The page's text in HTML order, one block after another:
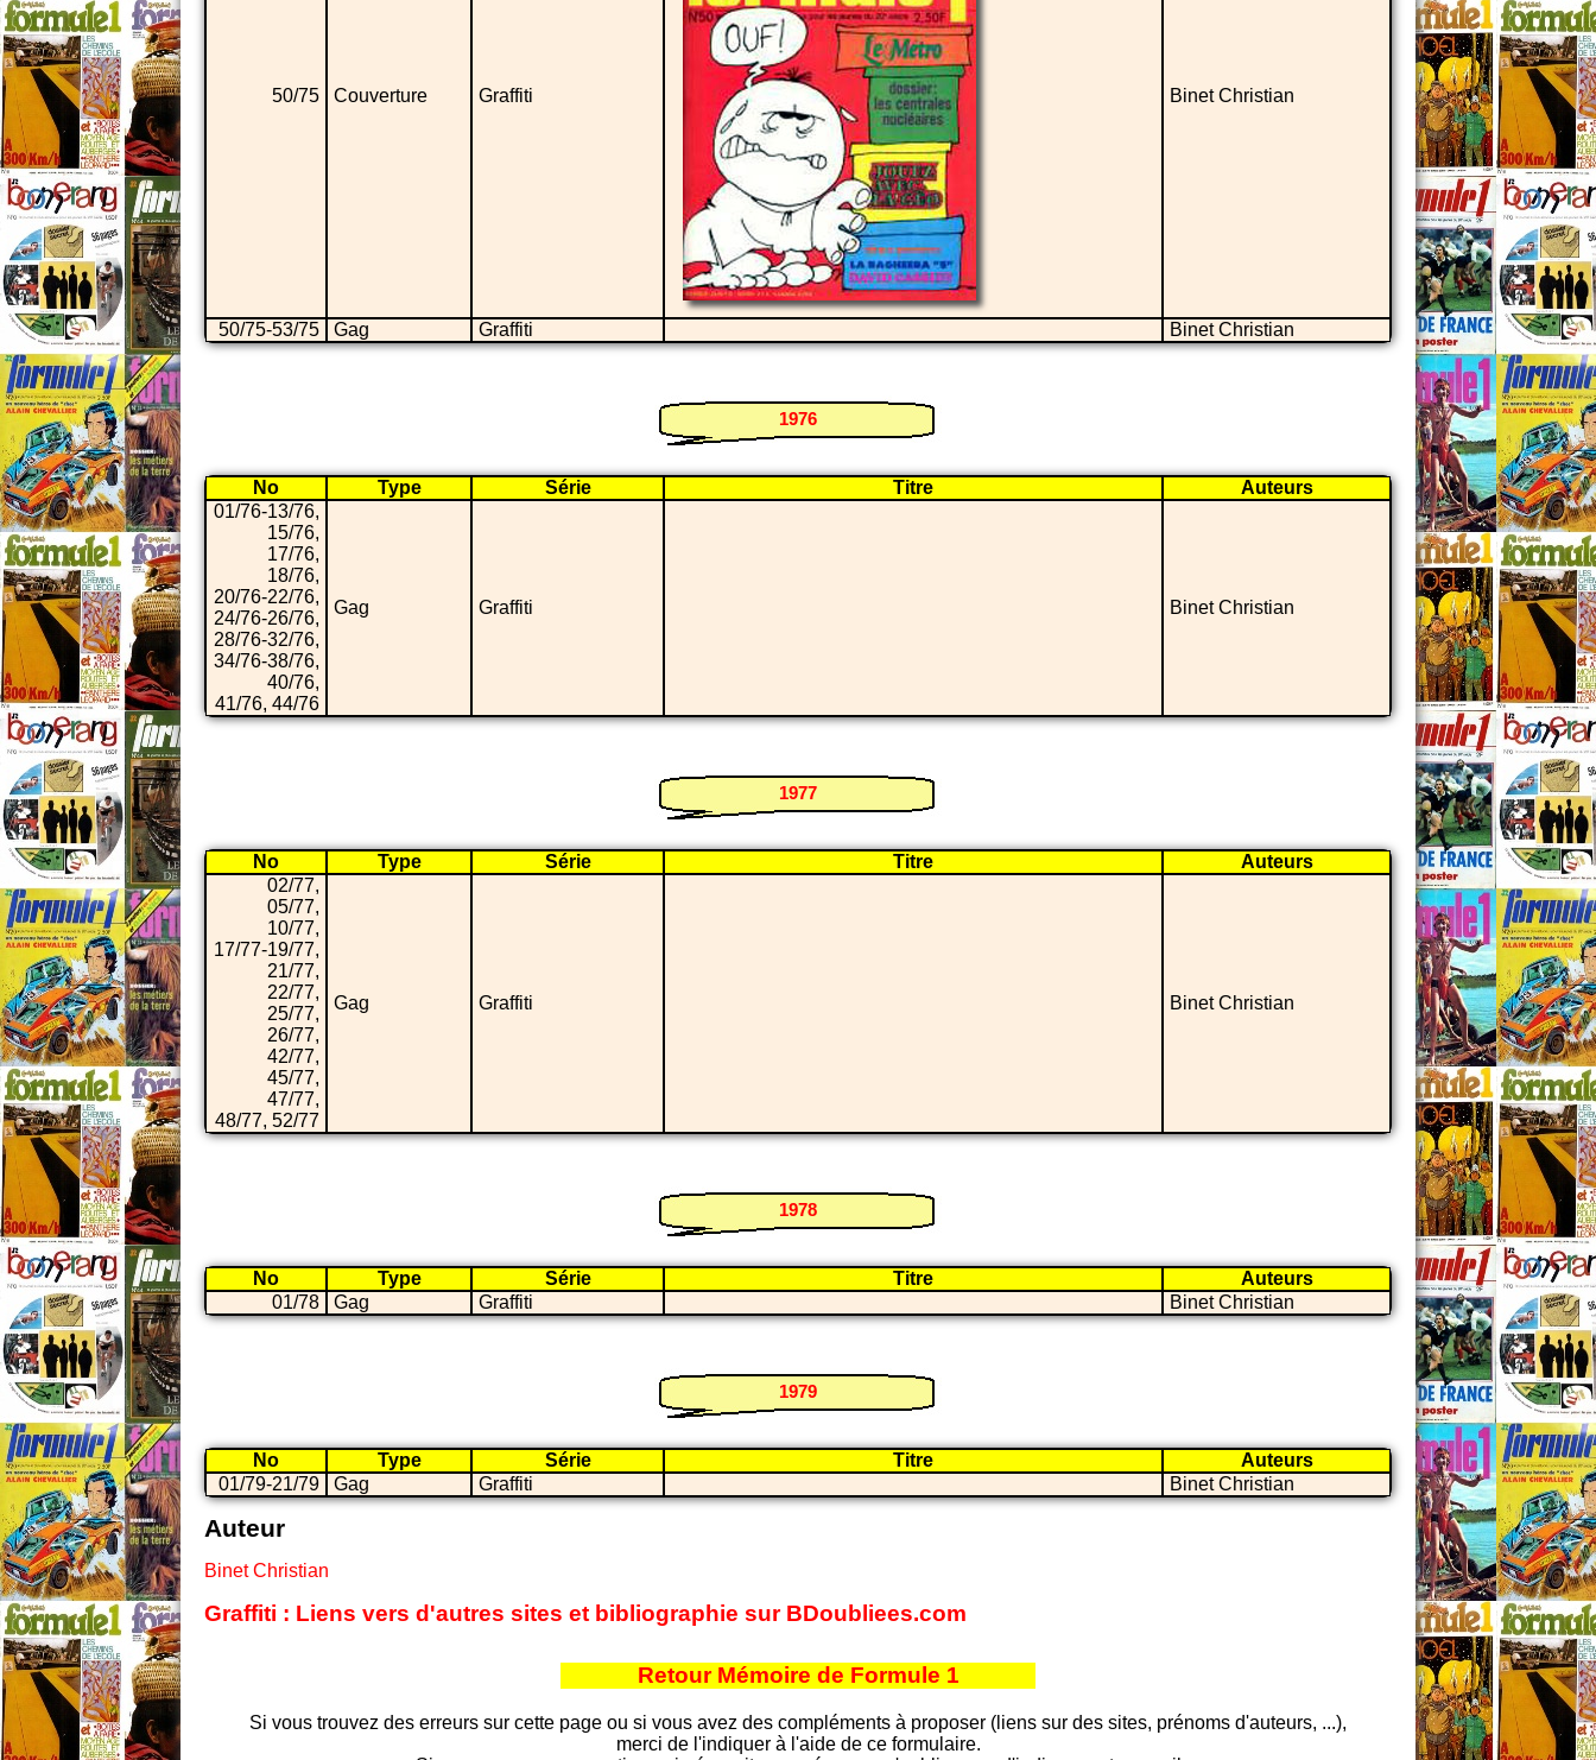
50/75 Couverture Graffiti Binet Christian
50/75-53/75 Gag Graffiti Binet Christian
1976
No Type Série Titre
Auteurs
01/76-13/76,
15/76,
17/76,
18/76,
20/76-22/76,
24/76-26/76,
28/76-32/76,
34/76-38/76,
40/76,
41/76, 44/76
Gag Graffiti Binet Christian
1977
No Type Série Titre
Auteurs
02/77,
05/77,
10/77,
17/77-19/77,
21/77,
22/77,
25/77,
26/77,
42/77,
45/77,
47/77,
48/77, 52/77
Gag Graffiti Binet Christian
1978
No Type Série Titre
Auteurs
01/78
Gag Graffiti Binet Christian
1979
No Type Série Titre
Auteurs
01/79-21/79
Gag Graffiti Binet Christian
Auteur
Binet Christian
Graffiti : Liens vers d'autres sites et bibliographie sur BDoubliees.com
Retour Mémoire de Formule 1
Si vous trouvez des erreurs sur cette page ou si vous avez des compléments à proposer (liens sur des sites, prénoms d'auteurs, ...),
merci de l'indiquer à l'aide de ce formulaire.